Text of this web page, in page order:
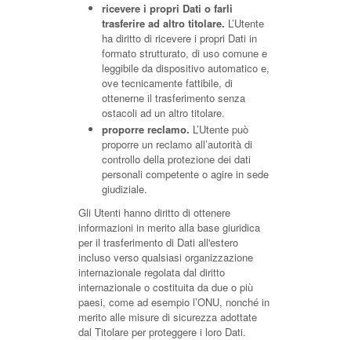
ricevere i propri Dati o farli
trasferire ad altro titolare. L’Utente
ha diritto di ricevere i propri Dati in
formato strutturato, di uso comune e
leggibile da dispositivo automatico e,
ove tecnicamente fattibile, di
ottenerne il trasferimento senza
ostacoli ad un altro titolare.
proporre reclamo. L’Utente può
proporre un reclamo all’autorità di
controllo della protezione dei dati
personali competente o agire in sede
giudiziale.
Gli Utenti hanno diritto di ottenere
informazioni in merito alla base giuridica
per il trasferimento di Dati all'estero
incluso verso qualsiasi organizzazione
internazionale regolata dal diritto
internazionale o costituita da due o più
paesi, come ad esempio l’ONU, nonché in
merito alle misure di sicurezza adottate
dal Titolare per proteggere i loro Dati.